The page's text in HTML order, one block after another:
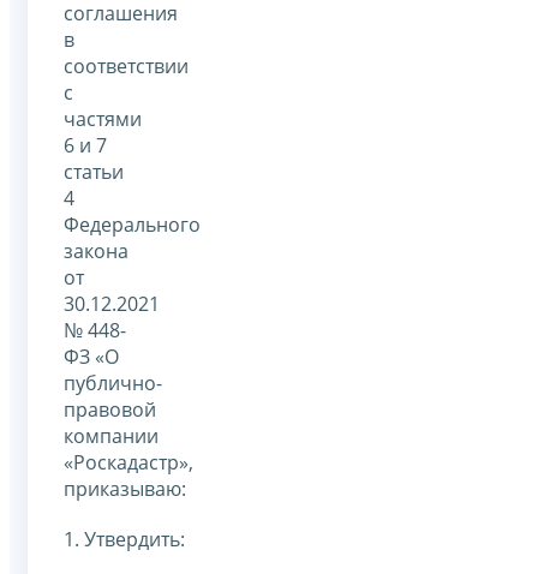
соглашения
в
соответствии
с
частями
6 и 7
статьи
4
Федерального
закона
от
30.12.2021
№ 448-
ФЗ «О
публично-
правовой
компании
«Роскадастр»,
приказываю:
1. Утвердить: